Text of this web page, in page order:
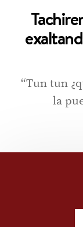
“Tun tun
la